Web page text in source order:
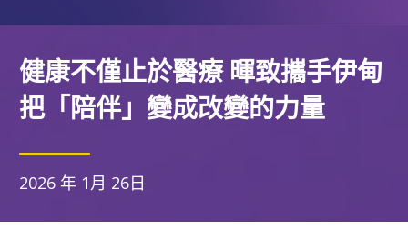
健康不僅止於醫療 暉致攜手伊甸
把「陪伴」變成改變的力量
2026 年 1月 26日